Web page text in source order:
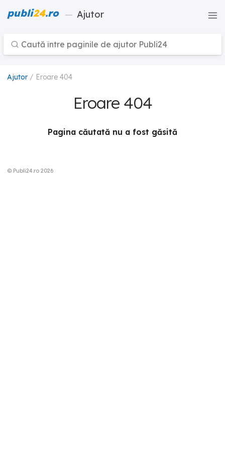
publi24.ro — Ajutor
© Publi24.ro 2026
Ajutor / Eroare 404
Eroare 404
Pagina căutată nu a fost găsită